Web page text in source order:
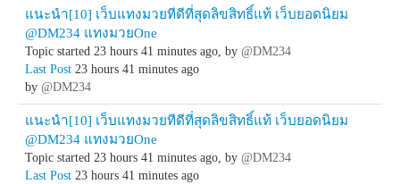
แนะนำ[10] เว็บแทงมวยทีดีที่สุดลิขสิทธิ์แท้ เว็บยอดนิยม
@DM234 แทงมวยOne
Topic started 23 hours 41 minutes ago, by @DM234
Last Post 23 hours 41 minutes ago
by @DM234
แนะนำ[10] เว็บแทงมวยทีดีที่สุดลิขสิทธิ์แท้ เว็บยอดนิยม
@DM234 แทงมวยOne
Topic started 23 hours 41 minutes ago, by @DM234
Last Post 23 hours 41 minutes ago